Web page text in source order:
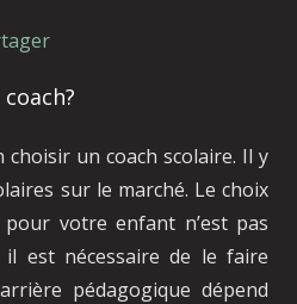
un coach scolaire. Il y
sur le marché. Le choix
votre enfant n’est pas
est nécessaire de le faire
pédagogique dépend